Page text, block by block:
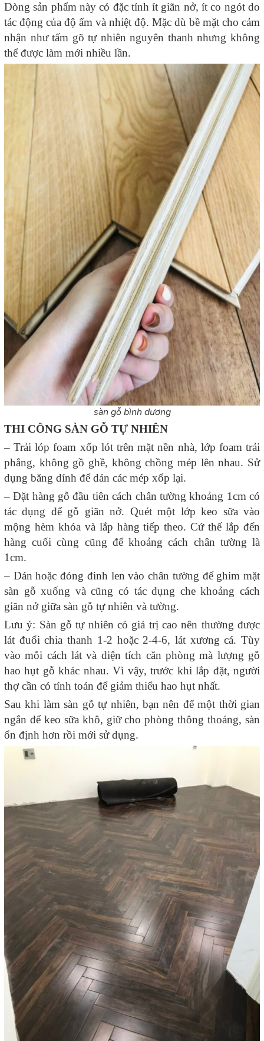
Dòng sản phẩm này có đặc tính ít giãn nở, ít co ngót do
tác động của độ ẩm và nhiệt độ. Mặc dù bề mặt cho cảm
nhận như tấm gõ tự nhiên nguyên thanh nhưng không
thể được làm mới nhiều lần.
sàn gỗ bình dương
THI CÔNG SÀN GỖ TỰ NHIÊN
– Trải lóp foam xốp lót trên mặt nền nhà, lớp foam trải
phẳng, không gồ ghề, không chồng mép lên nhau. Sử
dụng băng dính để dán các mép xốp lại.
– Đặt hàng gỗ đầu tiên cách chân tường khoảng 1cm có
tác dụng để gỗ giãn nở. Quét một lớp keo sữa vào
mộng hèm khóa và lắp hàng tiếp theo. Cứ thế lắp đến
hàng cuối cùng cũng để khoảng cách chân tường là
1cm.
– Dán hoặc đóng đinh len vào chân tường để ghim mặt
sàn gỗ xuống và cũng có tác dụng che khoảng cách
giãn nở giữa sàn gỗ tự nhiên và tường.
Lưu ý: Sàn gỗ tự nhiên có giá trị cao nên thường được
lát đuổi chia thanh 1-2 hoặc 2-4-6, lát xương cá. Tùy
vào mỗi cách lát và diện tích căn phòng mà lượng gỗ
hao hụt gỗ khác nhau. Vì vậy, trước khi lắp đặt, người
thợ cần có tính toán để giảm thiểu hao hụt nhất.
Sau khi làm sàn gỗ tự nhiên, bạn nên để một thời gian
ngắn để keo sữa khô, giữ cho phòng thông thoáng, sàn
ổn định hơn rồi mới sử dụng.